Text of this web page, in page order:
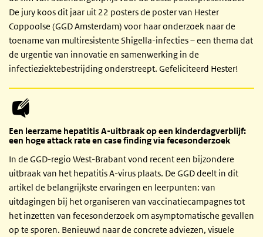
De jury koos dit jaar uit 22 posters de poster van Hester
Coppoolse (GGD Amsterdam) voor haar onderzoek naar de
toename van multiresistente Shigella-infecties – een thema dat
de urgentie van innovatie en samenwerking in de
infectieziektebestrijding onderstreept. Gefeliciteerd Hester!
Een leerzame hepatitis A-uitbraak op een kinderdagverblijf:
een hoge attack rate en case finding via fecesonderzoek
In de GGD-regio West-Brabant vond recent een bijzondere
uitbraak van het hepatitis A-virus plaats. De GGD deelt in dit
artikel de belangrijkste ervaringen en leerpunten: van
uitdagingen bij het organiseren van vaccinatiecampagnes tot
het inzetten van fecesonderzoek om asymptomatische gevallen
op te sporen. Benieuwd naar de concrete adviezen, visuele